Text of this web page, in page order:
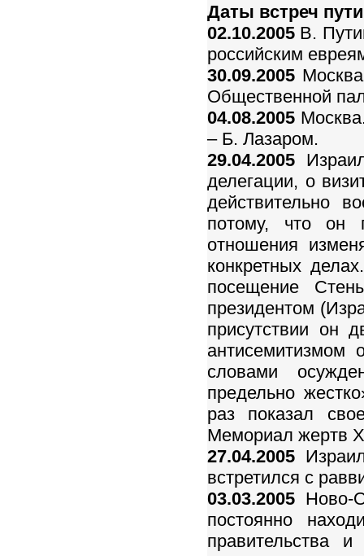
Даты встреч
02.10.2005 В.
российским
30.09.2005
Общественной
04.08.2005
– Б. Лазаром.
29.04.2005
делегации, о
действительно
потому, что он
отношения
конкретных
посещение
президентом
присутствии он
антисемитизмом
словами
предельно
раз показал
Мемориал жертв
27.04.2005
встретился с
03.03.2005 Ново-
постоянно
правительства